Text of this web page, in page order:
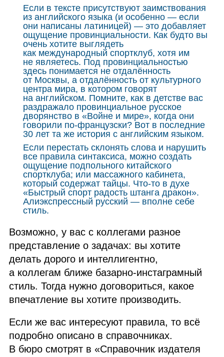
Если в тексте присутствуют заимствования
из английского языка (и особенно — если
они написаны латиницей) — это добавляет
ощущение провинциальности. Как будто вы
очень хотите выглядеть
как международный спортклуб, хотя им
не являетесь. Под провинциальностью
здесь понимается не отдалённость
от Москвы, а отдалённость от культурного
центра мира, в котором говорят
на английском. Помните, как в детстве вас
раздражало провинциальное русское
дворянство в «Войне и мире», когда они
говорили по‑французски? Вот в последние
30 лет та же история с английским языком.
Если перестать склонять слова и нарушить
все правила синтаксиса, можно создать
ощущение подпольного китайского
спортклуба; или массажного кабинета,
который содержат тайцы. Что‑то в духе
«Быстрый спорт радость штанга дракон».
Алиэкспрессный русский — вполне себе
стиль.
Возможно, у вас с коллегами разное
представление о задачах: вы хотите
делать дорого и интеллигентно,
а коллегам ближе базарно‑инстаграмный
стиль. Тогда нужно договориться, какое
впечатление вы хотите производить.
Если же вас интересуют правила, то всё
подробно описано в справочниках.
В бюро смотрят в «Справочник издателя